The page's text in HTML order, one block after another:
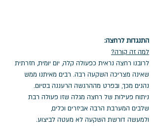
התנגדות לרחצה:
למה זה קורה?
לרובנו רחצה נראית כפעולה קלה, יום יומית, חזרתית
שאינה מצריכה השקעה רבה. רבים מאיתנו ממש
נהנים מכך, ובפרט מההרגשה הרעננה בסיום.
ניתוח פעילות של רחצה מגלה שזו פעולה רבת
שלבים המערבת הרבה אביזרים וכלים,
ולמעשה דורשת השקעה לא מעטה לביצוע.